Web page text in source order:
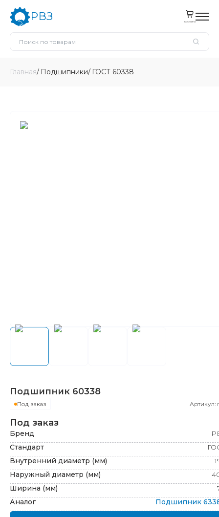
РВЗ корзина
Главная Подшипники ГОСТ 60338
Подшипник 60338
Под заказ Артикул:
Под заказ
Бренд
Стандарт
Внутренний диаметр (мм)
Наружный диаметр (мм)
Ширина (мм)
Аналог
Подшипник